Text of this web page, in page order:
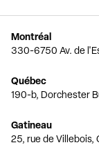
Montréal
330-6750 Av. de
Québec
190-b, Dorchester
Gatineau
25, rue de Villebois,